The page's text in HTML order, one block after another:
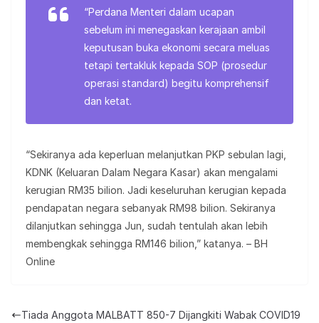
“Perdana Menteri dalam ucapan
sebelum ini menegaskan kerajaan ambil
keputusan buka ekonomi secara meluas
tetapi tertakluk kepada SOP (prosedur
operasi standard) begitu komprehensif
dan ketat.
“Sekiranya ada keperluan melanjutkan PKP sebulan lagi,
KDNK (Keluaran Dalam Negara Kasar) akan mengalami
kerugian RM35 bilion. Jadi keseluruhan kerugian kepada
pendapatan negara sebanyak RM98 bilion. Sekiranya
dilanjutkan sehingga Jun, sudah tentulah akan lebih
membengkak sehingga RM146 bilion,” katanya. – BH
Online
Tiada Anggota MALBATT 850-7 Dijangkiti Wabak COVID19